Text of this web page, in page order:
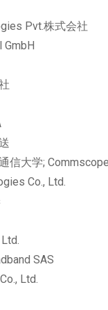
Pvt.株式会社
GmbH
信大学;
Co., Ltd.
SAS
Ltd.